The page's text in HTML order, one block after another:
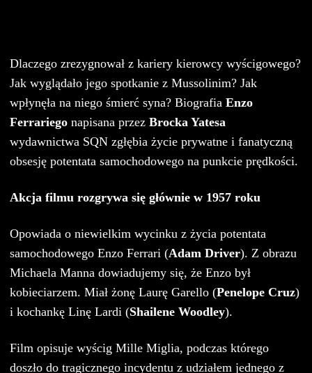
Dlaczego zrezygnował z kariery kierowcy wyścigowego?
Jak wyglądało jego spotkanie z Mussolinim? Jak
wpłynęła na niego śmierć syna? Biografia Enzo
Ferrariego napisana przez Brocka Yatesa
wydawnictwa SQN zgłębia życie prywatne i fanatyczną
obsesję potentata samochodowego na punkcie prędkości.
Akcja filmu rozgrywa się głównie w 1957 roku
Opowiada o niewielkim wycinku z życia potentata
samochodowego Enzo Ferrari (Adam Driver). Z obrazu
Michaela Manna dowiadujemy się, że Enzo był
kobieciarzem. Miał żonę Laurę Garello (Penelope Cruz)
i kochankę Linę Lardi (Shailene Woodley).
Film opisuje wyścig Mille Miglia, podczas którego
doszło do tragicznego incydentu z udziałem jednego z